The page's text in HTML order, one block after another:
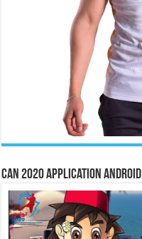
CAN 2020 Application Android